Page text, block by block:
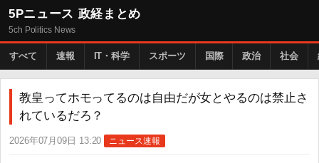
5Pニュース 政経まとめ
5ch Politics News
すべて 速報 IT・科学 スポーツ 国際 政治 社会
教皇ってホモってるのは自由だが女とやるのは禁止さ
れているだろ？
2026年07月09日 13:20 ニュース速報